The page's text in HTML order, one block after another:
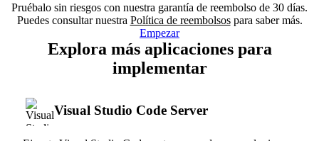
Pruébalo sin riesgos con nuestra garantía de reembolso de 30 días.
Puedes consultar nuestra Política de reembolsospara saber más.
Empezar
Explora más aplicaciones para
implementar
Visual Studio Code Server